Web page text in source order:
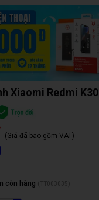
Xiaomi Redmi K30
(Giá đã bao gồm VAT)
còn hàng